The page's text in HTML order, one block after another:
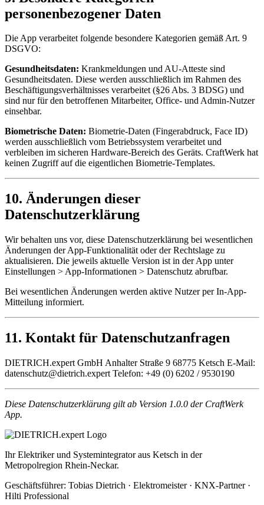
personenbezogener Daten
Die App verarbeitet folgende besondere Kategorien gemäß Art. 9
DSGVO:
Gesundheitsdaten: Krankmeldungen und AU-Atteste sind
Gesundheitsdaten. Diese werden ausschließlich im Rahmen des
Beschäftigungsverhältnisses verarbeitet (§26 Abs. 3 BDSG) und
sind nur für den betroffenen Mitarbeiter, Office- und Admin-Nutzer
einsehbar.
Biometrische Daten: Biometrie-Daten (Fingerabdruck, Face ID)
werden ausschließlich vom Betriebssystem verarbeitet und
verbleiben im sicheren Hardware-Bereich des Geräts. CraftWerk hat
keinen Zugriff auf die eigentlichen Biometrie-Templates.
10. Änderungen dieser
Datenschutzerklärung
Wir behalten uns vor, diese Datenschutzerklärung bei wesentlichen
Änderungen der App-Funktionalität oder der Rechtslage zu
aktualisieren. Die jeweils aktuelle Version ist in der App unter
Einstellungen > App-Informationen > Datenschutz abrufbar.
Bei wesentlichen Änderungen werden aktive Nutzer per In-App-
Mitteilung informiert.
11. Kontakt für Datenschutzanfragen
DIETRICH.expert GmbH Anhalter Straße 9 68775 Ketsch E-Mail:
datenschutz@dietrich.expert Telefon: +49 (0) 6202 / 9530190
Diese Datenschutzerklärung gilt ab Version 1.0.0 der CraftWerk
App.
Ihr Elektriker und Systemintegrator aus Ketsch in der
Metropolregion Rhein-Neckar.
Geschäftsführer: Tobias Dietrich · Elektromeister · KNX-Partner ·
Hilti Professional